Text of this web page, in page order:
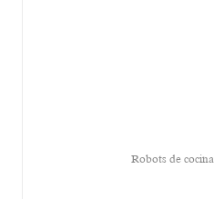
Robots de cocina